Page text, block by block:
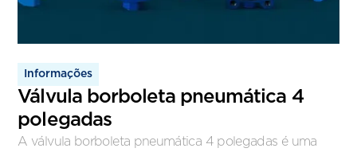
Informações
Válvula borboleta pneumática 4
polegadas
A válvula borboleta pneumática 4 polegadas é uma